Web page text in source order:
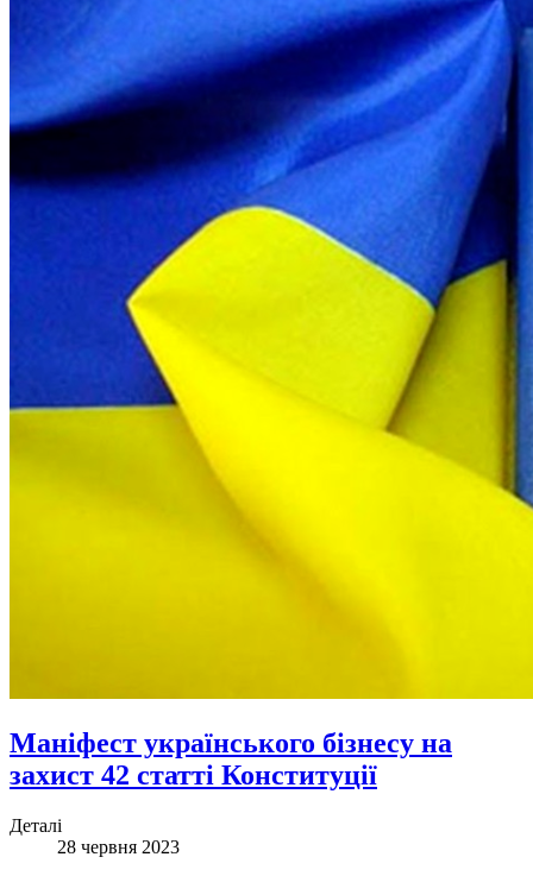
Маніфест українського бізнесу на
захист 42 статті Конституції
Деталі
28 червня 2023